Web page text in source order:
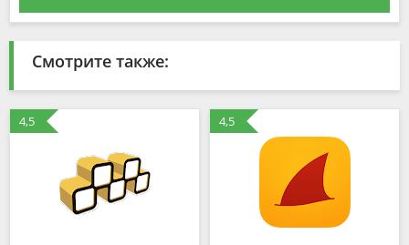
Смотрите также:
4,5 4,5